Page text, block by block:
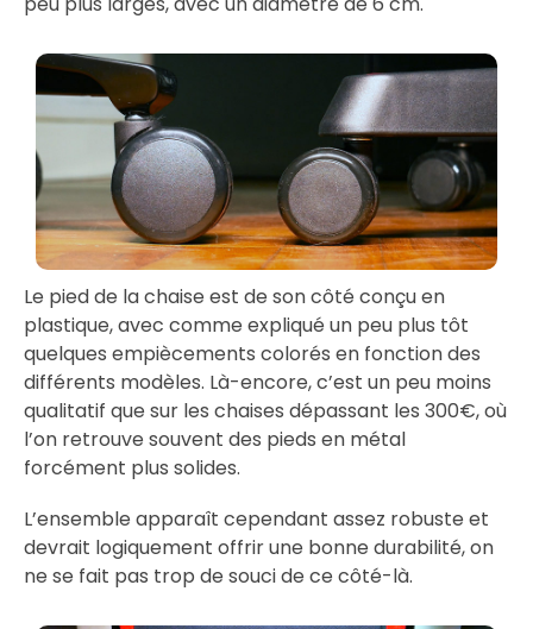
Le pied de la chaise est de son côté conçu en
plastique, avec comme expliqué un peu plus tôt
quelques empiècements colorés en fonction des
différents modèles. Là-encore, c’est un peu moins
qualitatif que sur les chaises dépassant les 300€, où
l’on retrouve souvent des pieds en métal
forcément plus solides.
L’ensemble apparaît cependant assez robuste et
devrait logiquement offrir une bonne durabilité, on
ne se fait pas trop de souci de ce côté-là.